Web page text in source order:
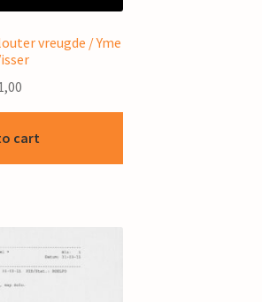
vreugde / Yme
cart